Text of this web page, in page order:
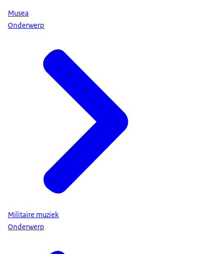
Musea
Onderwerp
Militaire muziek
Onderwerp